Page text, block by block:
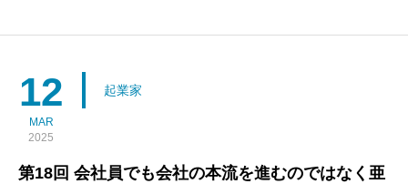
ち上げ、フォロワー690万人超を誇る“食と暮らし”の発信力で
12
MAR
2025
起業家
第18回 会社員でも会社の本流を進むのではなく亜